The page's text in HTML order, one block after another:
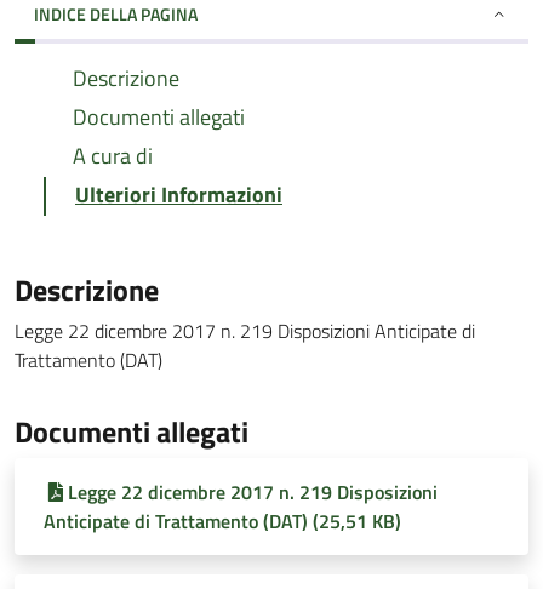
INDICE DELLA PAGINA
Descrizione
Documenti allegati
A cura di
Ulteriori Informazioni
Descrizione
Legge 22 dicembre 2017 n. 219 Disposizioni Anticipate di
Trattamento (DAT)
Documenti allegati
Legge 22 dicembre 2017 n. 219 Disposizioni
Anticipate di Trattamento (DAT) (25,51 KB)